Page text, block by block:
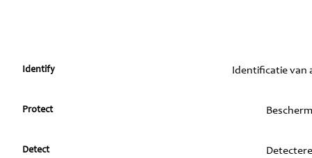
Identify Identificatie van
Protect
Detect